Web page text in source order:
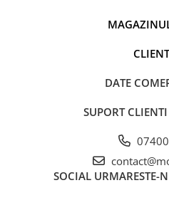
DATE
SUPORT CLIENTI
SOCIAL URMARESTE-